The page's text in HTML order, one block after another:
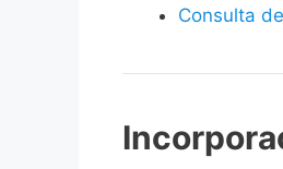
Consulta